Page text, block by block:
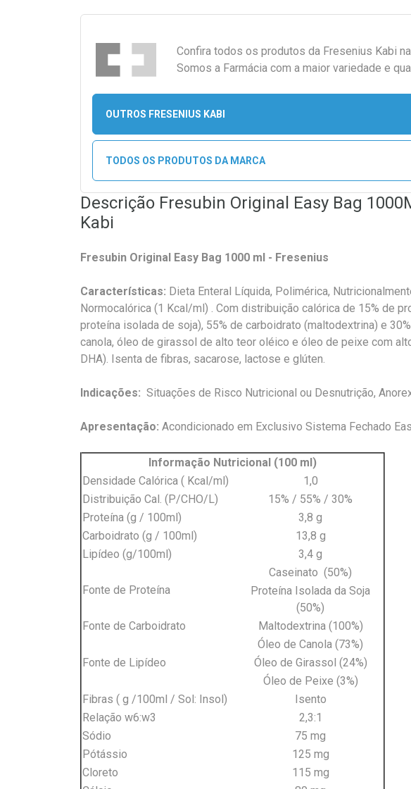
Confira todos os produtos da Fresenius Kabi
Somos a Farmácia com a maior variedade e
OUTROS FRESENIUS KABI
TODOS OS PRODUTOS DA MARCA
Descrição Fresubin Original Easy Bag
Kabi
Fresubin Original Easy Bag 1000 ml - Fresenius
Características: Dieta Enteral Líquida, Polimérica,
Normocalórica (1 Kcal/ml) . Com distribuição calórica de 15% de
proteína isolada de soja), 55% de carboidrato (maltodextrina) e
canola, óleo de girassol de alto teor oléico e óleo de peixe com
DHA). Isenta de fibras, sacarose, lactose e glúten.
Indicações: Situações de Risco Nutricional ou Desnutrição,
Apresentação: Acondicionado em Exclusivo Sistema Fechado
Informação Nutricional (100 ml)
Densidade Calórica ( Kcal/ml)
1,0
Distribuição Cal. (P/CHO/L)
15% / 55% / 30%
Proteína (g / 100ml)
3,8 g
Carboidrato (g / 100ml)
13,8 g
Lipídeo (g/100ml)
3,4 g
Fonte de Proteína
Caseinato (50%)
Proteína Isolada da Soja
(50%)
Fonte de Carboidrato
Maltodextrina (100%)
Fonte de Lipídeo
Óleo de Canola (73%)
Óleo de Girassol (24%)
Óleo de Peixe (3%)
Fibras ( g /100ml / Sol: Insol)
Isento
Relação w6:w3
2,3:1
Sódio
75 mg
Pótássio
125 mg
Cloreto
115 mg